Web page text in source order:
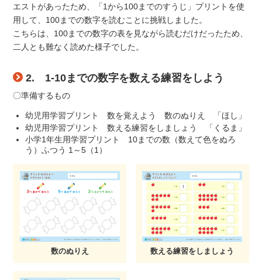
エストがあったため、「1から100までのすうじ」プリントを使
用して、100までの数字を読むことに挑戦しました。
こちらは、100までの数字の表を見ながら読むだけだったため、
二人とも難なく読めた様子でした。
2. 1-10までの数字を数える練習をしよう
〇準備するもの
幼児用学習プリント 数を覚えよう 数のぬりえ 「ほし」
幼児用学習プリント 数える練習をしましょう 「くるま」
小学1年生用学習プリント 10までの数（数えて色をぬろ
う）ふつう 1～5（1）
数のぬりえ 数える練習をしましょう